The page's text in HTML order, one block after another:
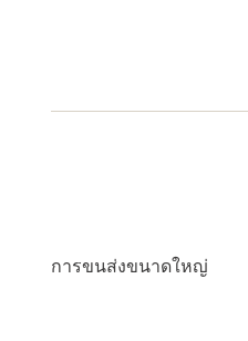
การขนส่งขนาดใหญ่